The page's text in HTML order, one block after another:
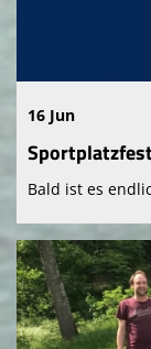
16 Jun
Bald ist es